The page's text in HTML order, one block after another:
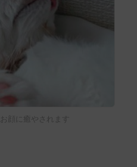
顔に癒やされます